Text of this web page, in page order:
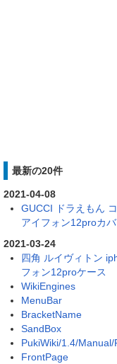
最新の20件
2021-04-08
GUCCI ドラえもん
アイフォン12proカ
2021-03-24
四角 ルイヴィトン
フォン12proケース
WikiEngines
MenuBar
BracketName
SandBox
PukiWiki/1.4/Manual/
FrontPage